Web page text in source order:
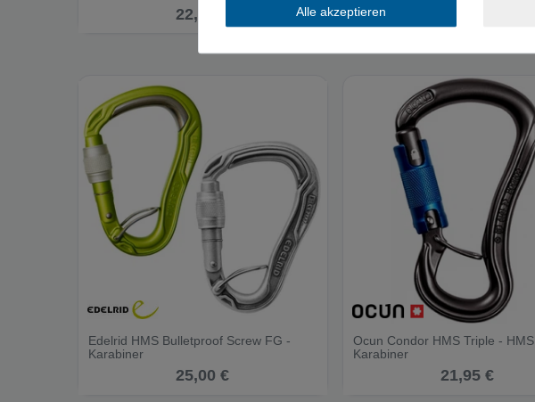
22,00 €
Edelrid HMS Bulletproof Screw FG -
Karabiner
25,00 €
Ocun Condor HMS Triple - HMS
Karabiner
21,95 €
Alle akzeptieren